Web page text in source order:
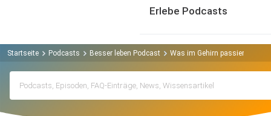
Erlebe Podcasts
Startseite Podcasts Besser leben Podcast Was im Gehirn passiert, wenn